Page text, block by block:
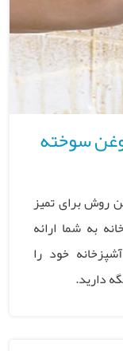
سوخته
روش برای تمیز
به شما ارائه
خود را
دارید.